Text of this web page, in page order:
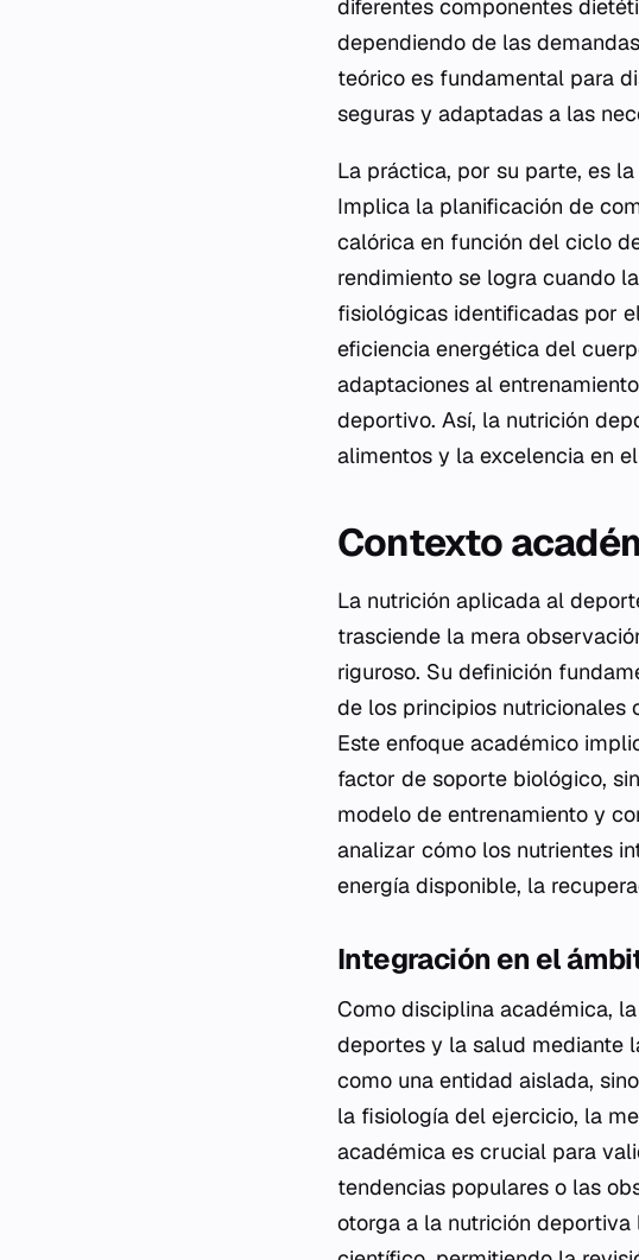
diferentes componentes
dependiendo de las
teórico es fundamental para
seguras y adaptadas a las
La práctica, por su parte, es
Implica la planificación de
calórica en función del ciclo
rendimiento se logra cuando
fisiológicas identificadas por
eficiencia energética del
adaptaciones al
deportivo. Así, la nutrición
alimentos y la excelencia en
Contexto
La nutrición aplicada al
trasciende la mera
riguroso. Su definición
de los principios
Este enfoque académico
factor de soporte biológico,
modelo de entrenamiento y
analizar cómo los nutrientes
energía disponible, la
Integración en el
Como disciplina académica,
deportes y la salud mediante
como una entidad aislada,
la fisiología del ejercicio, la
académica es crucial para
tendencias populares o las
otorga a la nutrición